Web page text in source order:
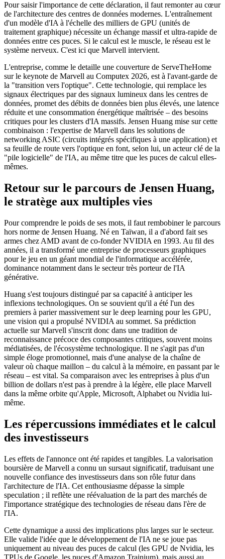
Pour saisir l'importance de cette déclaration, il faut remonter au cœur
de l'architecture des centres de données modernes. L'entraînement
d'un modèle d'IA à l'échelle des milliers de GPU (unités de
traitement graphique) nécessite un échange massif et ultra-rapide de
données entre ces puces. Si le calcul est le muscle, le réseau est le
système nerveux. C'est ici que Marvell intervient.
L'entreprise, comme le detaille une couverture de ServeTheHome
sur le keynote de Marvell au Computex 2026, est à l'avant-garde de
la "transition vers l'optique". Cette technologie, qui remplace les
signaux électriques par des signaux lumineux dans les centres de
données, promet des débits de données bien plus élevés, une latence
réduite et une consommation énergétique maîtrisée – des besoins
critiques pour les clusters d'IA massifs. Jensen Huang mise sur cette
combinaison : l'expertise de Marvell dans les solutions de
networking ASIC (circuits intégrés spécifiques à une application) et
sa feuille de route vers l'optique en font, selon lui, un acteur clé de la
"pile logicielle" de l'IA, au même titre que les puces de calcul elles-
mêmes.
Retour sur le parcours de Jensen Huang,
le stratège aux multiples vies
Pour comprendre le poids de ses mots, il faut rembobiner le parcours
hors norme de Jensen Huang. Né en Taïwan, il a d'abord fait ses
armes chez AMD avant de co-fonder NVIDIA en 1993. Au fil des
années, il a transformé une entreprise de processeurs graphiques
pour le jeu en un géant mondial de l'informatique accélérée,
dominance notamment dans le secteur très porteur de l'IA
générative.
Huang s'est toujours distingué par sa capacité à anticiper les
inflexions technologiques. On se souvient qu'il a été l'un des
premiers à parier massivement sur le deep learning pour les GPU,
une vision qui a propulsé NVIDIA au sommet. Sa prédiction
actuelle sur Marvell s'inscrit donc dans une tradition de
reconnaissance précoce des composantes critiques, souvent moins
médiatisées, de l'écosystème technologique. Il ne s'agit pas d'un
simple éloge promotionnel, mais d'une analyse de la chaîne de
valeur où chaque maillon – du calcul à la mémoire, en passant par le
réseau – est vital. Sa comparaison avec les entreprises à plus d'un
billion de dollars n'est pas à prendre à la légère, elle place Marvell
dans la même orbite qu'Apple, Microsoft, Alphabet ou Nvidia lui-
même.
Les répercussions immédiates et le calcul
des investisseurs
Les effets de l'annonce ont été rapides et tangibles. La valorisation
boursière de Marvell a connu un sursaut significatif, traduisant une
nouvelle confiance des investisseurs dans son rôle futur dans
l'architecture de l'IA. Cet enthousiasme dépasse la simple
speculation ; il reflète une réévaluation de la part des marchés de
l'importance stratégique des technologies de réseau dans l'ère de
l'IA.
Cette dynamique a aussi des implications plus larges sur le secteur.
Elle valide l'idée que le développement de l'IA ne se joue pas
uniquement au niveau des puces de calcul (les GPU de Nvidia, les
TPUs de Google, les puces d'Amazon Trainium), mais aussi au